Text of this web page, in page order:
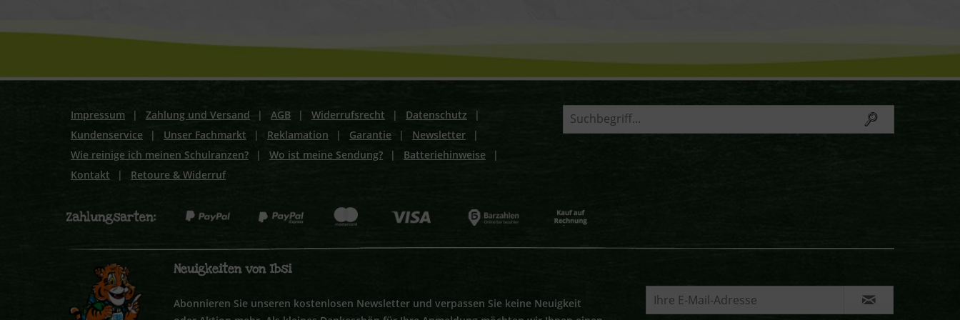
Impressum | Zahlung und Versand | AGB | Widerrufsrecht | Datenschutz
|
Kundenservice
| Unser Fachmarkt | Reklamation | Garantie | Newsletter
|
Wie reinige ich meinen Schulranzen?
| Wo ist meine Sendung? | Batteriehinweise
|
Kontakt
| Retoure & Widerruf
Neuigkeiten von Ibsi
Abonnieren Sie unseren kostenlosen Newsletter und verpassen Sie keine Neuigkeit